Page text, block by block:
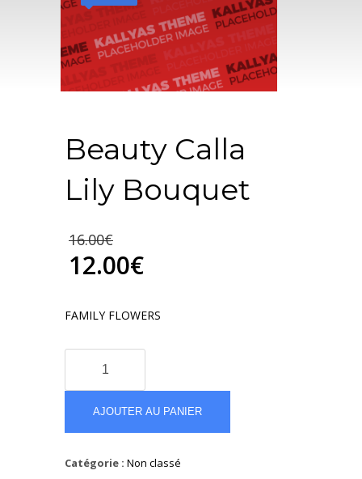
Beauty Calla
Lily Bouquet
16.00€
12.00€
FAMILY FLOWERS
Beauty
AJOUTER AU PANIER
Catégorie : Non classé